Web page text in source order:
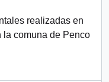
realizadas en
la comuna de Penco